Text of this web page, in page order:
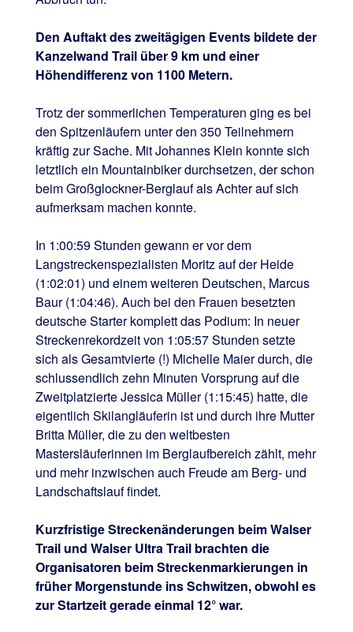
Den Auftakt des zweitägigen Events bildete der
Kanzelwand Trail über 9 km und einer
Höhendifferenz von 1100 Metern.
Trotz der sommerlichen Temperaturen ging es bei
den Spitzenläufern unter den 350 Teilnehmern
kräftig zur Sache. Mit Johannes Klein konnte sich
letztlich ein Mountainbiker durchsetzen, der schon
beim Großglockner-Berglauf als Achter auf sich
aufmerksam machen konnte.
In 1:00:59 Stunden gewann er vor dem
Langstreckenspezialisten Moritz auf der Heide
(1:02:01) und einem weiteren Deutschen, Marcus
Baur (1:04:46). Auch bei den Frauen besetzten
deutsche Starter komplett das Podium: In neuer
Streckenrekordzeit von 1:05:57 Stunden setzte
sich als Gesamtvierte (!) Michelle Maier durch, die
schlussendlich zehn Minuten Vorsprung auf die
Zweitplatzierte Jessica Müller (1:15:45) hatte, die
eigentlich Skilangläuferin ist und durch ihre Mutter
Britta Müller, die zu den weltbesten
Mastersläuferinnen im Berglaufbereich zählt, mehr
und mehr inzwischen auch Freude am Berg- und
Landschaftslauf findet.
Kurzfristige Streckenänderungen beim Walser
Trail und Walser Ultra Trail brachten die
Organisatoren beim Streckenmarkierungen in
früher Morgenstunde ins Schwitzen, obwohl es
zur Startzeit gerade einmal 12° war.